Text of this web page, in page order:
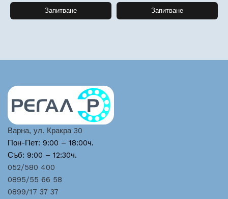
Запитване Запитване
Варна, ул. Кракра 30
Пон-Пет: 9:00 – 18:00ч.
Съб: 9:00 – 12:30ч.
052/580 400
0895/55 66 58
0899/17 37 37